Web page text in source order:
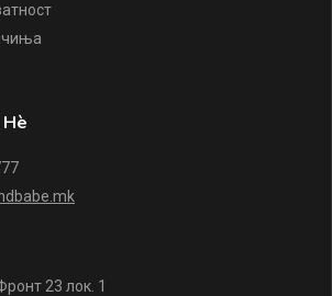
Нè
23 лок. 1